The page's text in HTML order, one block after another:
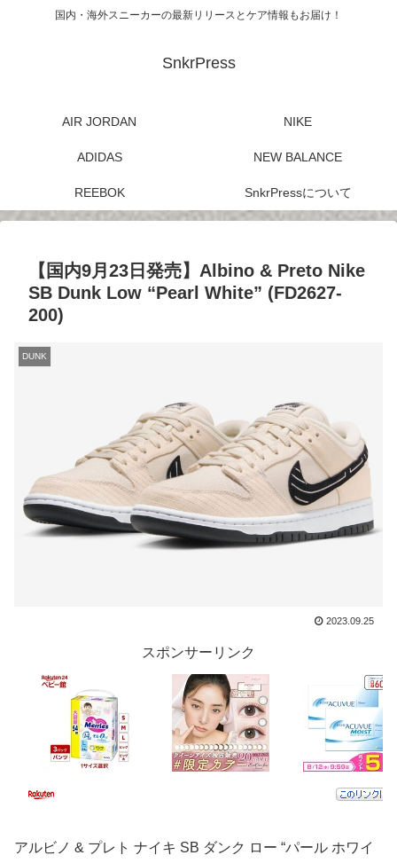
国内・海外スニーカーの最新リリースとケア情報もお届け！
SnkrPress
AIR JORDAN NIKE
ADIDAS NEW BALANCE
REEBOK SnkrPressについて
【国内9月23日発売】Albino & Preto Nike
SB Dunk Low “Pearl White” (FD2627-
200)
DUNK
2023.09.25
スポンサーリンク
アルビノ & プレト ナイキ SB ダンク ロー “パール ホワイ